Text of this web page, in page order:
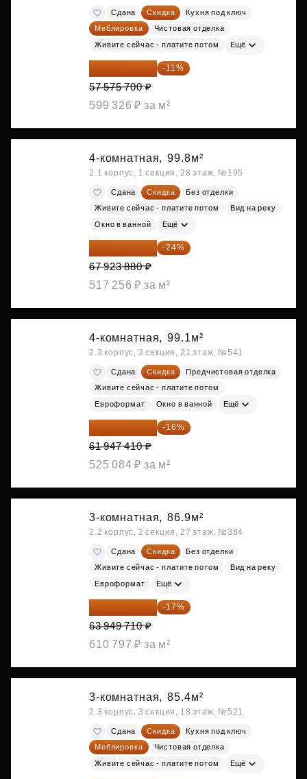
Сдана Скидка
Кухня под ключ
Меблировка
Чистовая отделка
Живите сейчас - платите потом Ещё
51 242 373 ₽ -11%
57 575 700 ₽
599 326 ₽ за м²
4-комнатная, 99.8м²
2.1 корпус, 1 секция, 28 этаж, №195
Сдана Скидка
Без отделки
Живите сейчас - платите потом
Вид на реку
Окно в ванной Ещё
51 622 149 ₽ -24%
67 923 880 ₽
517 256 ₽ за м²
4-комнатная, 99.1м²
2.3 корпус, 3 секция, 21 этаж, №541
Сдана Скидка
Предчистовая отделка
Живите сейчас - платите потом
Евроформат Окно в ванной Ещё
52 035 824 ₽ -16%
61 947 410 ₽
525 084 ₽ за м²
3-комнатная, 86.9м²
2.2 корпус, 2 секция, 27 этаж, №384
Сдана Скидка
Без отделки
Живите сейчас - платите потом
Вид на реку
Евроформат Ещё
53 078 259 ₽ -17%
63 949 710 ₽
610 797 ₽ за м²
3-комнатная, 85.4м²
2.3 корпус, 3 секция, 18 этаж, №521
Сдана Скидка
Кухня под ключ
Меблировка
Чистовая отделка
Живите сейчас - платите потом Ещё